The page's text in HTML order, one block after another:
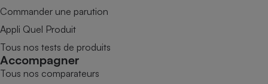
Commander une parution
Appli Quel Produit
Tous nos tests de produits
Accompagner
Tous nos comparateurs